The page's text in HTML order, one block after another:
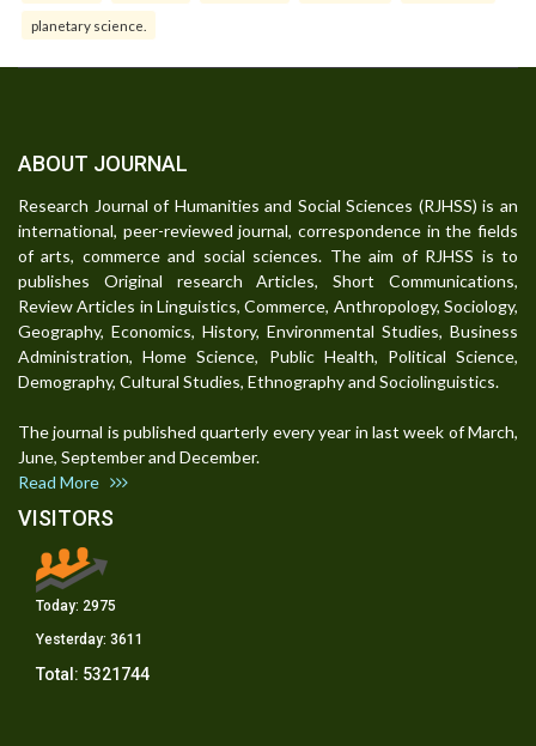
planetary science.
ABOUT JOURNAL
Research Journal of Humanities and Social Sciences (RJHSS) is an
international, peer-reviewed journal, correspondence in the fields
of arts, commerce and social sciences. The aim of RJHSS is to
publishes Original research Articles, Short Communications,
Review Articles in Linguistics, Commerce, Anthropology, Sociology,
Geography, Economics, History, Environmental Studies, Business
Administration, Home Science, Public Health, Political Science,
Demography, Cultural Studies, Ethnography and Sociolinguistics.
The journal is published quarterly every year in last week of March,
June, September and December.
Read More
VISITORS
Today: 2975
Yesterday: 3611
Total: 5321744